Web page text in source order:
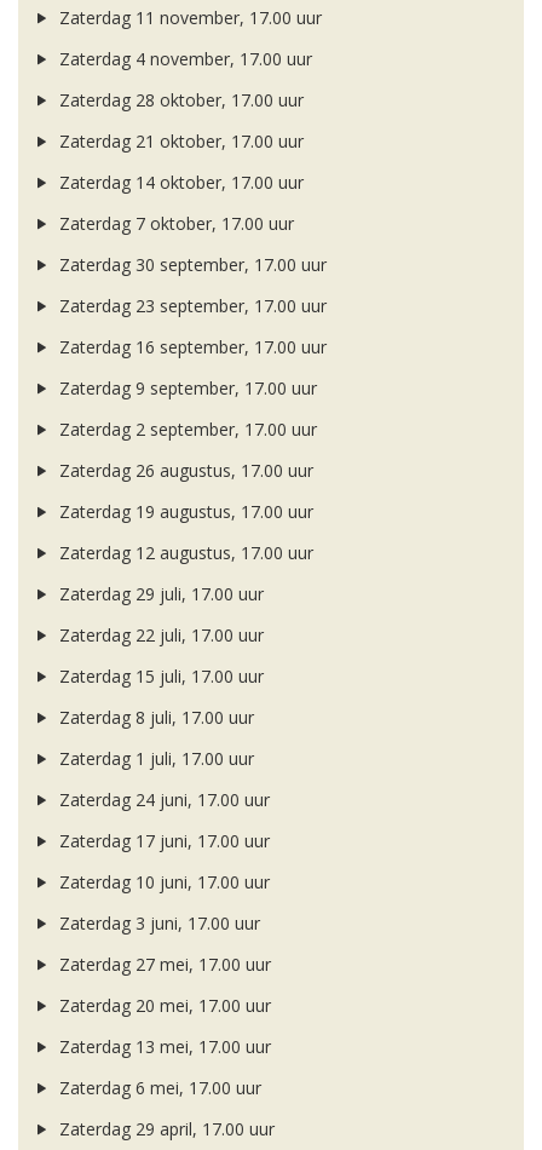
Zaterdag 11 november, 17.00 uur
Zaterdag 4 november, 17.00 uur
Zaterdag 28 oktober, 17.00 uur
Zaterdag 21 oktober, 17.00 uur
Zaterdag 14 oktober, 17.00 uur
Zaterdag 7 oktober, 17.00 uur
Zaterdag 30 september, 17.00 uur
Zaterdag 23 september, 17.00 uur
Zaterdag 16 september, 17.00 uur
Zaterdag 9 september, 17.00 uur
Zaterdag 2 september, 17.00 uur
Zaterdag 26 augustus, 17.00 uur
Zaterdag 19 augustus, 17.00 uur
Zaterdag 12 augustus, 17.00 uur
Zaterdag 29 juli, 17.00 uur
Zaterdag 22 juli, 17.00 uur
Zaterdag 15 juli, 17.00 uur
Zaterdag 8 juli, 17.00 uur
Zaterdag 1 juli, 17.00 uur
Zaterdag 24 juni, 17.00 uur
Zaterdag 17 juni, 17.00 uur
Zaterdag 10 juni, 17.00 uur
Zaterdag 3 juni, 17.00 uur
Zaterdag 27 mei, 17.00 uur
Zaterdag 20 mei, 17.00 uur
Zaterdag 13 mei, 17.00 uur
Zaterdag 6 mei, 17.00 uur
Zaterdag 29 april, 17.00 uur